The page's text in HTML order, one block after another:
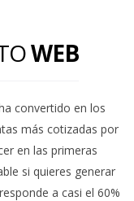
WEB
convertido en los
más cotizadas por
en las primeras
si quieres generar
a casi el 60%